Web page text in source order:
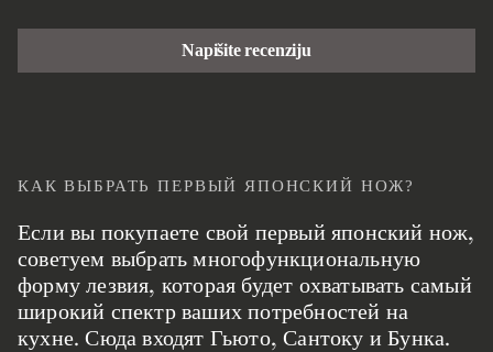
Napišite recenziju
КАК ВЫБРАТЬ ПЕРВЫЙ ЯПОНСКИЙ НОЖ?
Если вы покупаете свой первый японский нож,
советуем выбрать многофункциональную
форму лезвия, которая будет охватывать самый
широкий спектр ваших потребностей на
кухне. Сюда входят Гьюто, Сантоку и Бунка.